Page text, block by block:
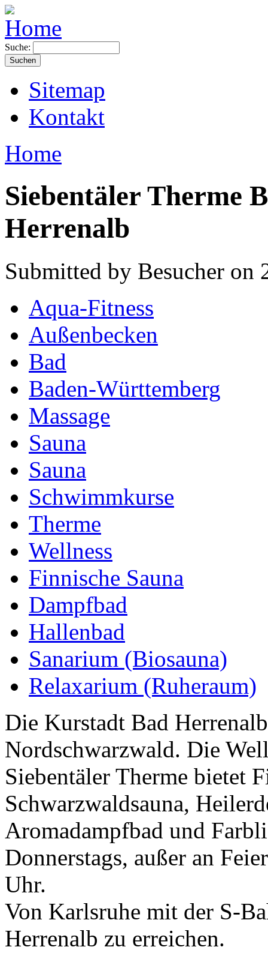
Suche:
Sitemap
Kontakt
Home
Siebentäler Therme
Herrenalb
Submitted by Besucher on
Aqua-Fitness
Außenbecken
Bad
Baden-Württemberg
Massage
Sauna
Sauna
Schwimmkurse
Therme
Wellness
Finnische Sauna
Dampfbad
Hallenbad
Sanarium (Biosauna)
Relaxarium (Ruheraum)
Die Kurstadt Bad
Nordschwarzwald. Die
Siebentäler Therme bietet
Schwarzwaldsauna,
Aromadampfbad und
Donnerstags, außer an
Uhr.
Von Karlsruhe mit der S-
Herrenalb zu erreichen.